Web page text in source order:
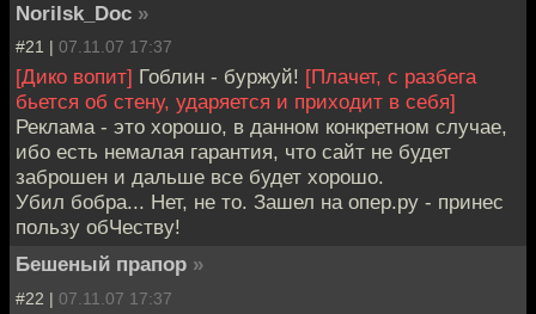
Norilsk_Doc »
#21 | 07.11.07 17:37
[Дико вопит] Гоблин - буржуй! [Плачет, с разбега
бьется об стену, ударяется и приходит в себя]
Реклама - это хорошо, в данном конкретном случае,
ибо есть немалая гарантия, что сайт не будет
заброшен и дальше все будет хорошо.
Убил бобра... Нет, не то. Зашел на опер.ру - принес
пользу обЧеству!
Бешеный прапор »
#22 | 07.11.07 17:37